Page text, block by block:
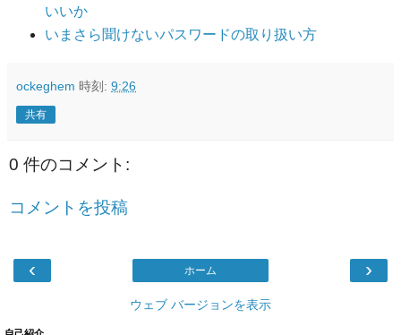
いいか
いまさら聞けないパスワードの取り扱い方
ockeghem 時刻: 9:26
共有
0 件のコメント:
コメントを投稿
‹ ›
ホーム
ウェブ バージョンを表示